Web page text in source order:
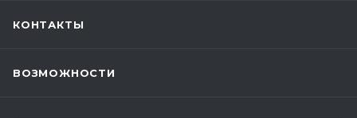
КОНТАКТЫ
ВОЗМОЖНОСТИ